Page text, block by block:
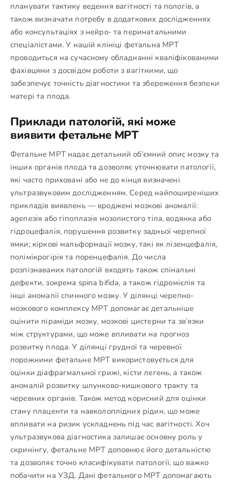
планувати тактику ведення вагітності та пологів, а
також визначати потребу в додаткових дослідженнях
або консультаціях з нейро- та перинатальними
спеціалістами. У нашій клініці фетальна МРТ
проводиться на сучасному обладнанні кваліфікованими
фахівцями з досвідом роботи з вагітними, що
забезпечує точність діагностики та збереження безпеки
матері та плода.
Приклади патологій, які може
виявити фетальне МРТ
Фетальне МРТ надає детальний об’ємний опис мозку та
інших органів плода та дозволяє уточнювати патології,
які часто приховані або не до кінця визначені
ультразвуковим дослідженням. Серед найпоширеніших
прикладів виявлень — вроджені мозкові аномалії:
agenезія або гіпоплазія мозолистого тіла, водянка або
гідроцефалія, порушення розвитку задньої черепної
ямки; кіркові мальформації мозку, такі як лізенцефалія,
полімікрогірія та поренцефалія. До числа
розпізнаваних патологій входять також спінальні
дефекти, зокрема spina bifida, а також гідромієлія та
інші аномалії спинного мозку. У ділянці черепно-
мозкового комплексу МРТ допомагає детальніше
оцінити піраміди мозку, мозкові цистерни та зв’язки
між структурами, що може впливати на прогноз
розвитку плода. У ділянці грудної та черевної
порожнини фетальне МРТ використовується для
оцінки діафрагмальної грижі, кісти легень, а також
аномалій розвитку шлунково-кишкового тракту та
черевних органів. Також метод корисний для оцінки
стану плаценти та навколоплідних рідин, що може
впливати на ризик ускладнень під час вагітності. Хоч
ультразвукова діагностика залишає основну роль у
скринінгу, фетальне МРТ доповнює його детальністю
та дозволяє точно класифікувати патології, що важко
побачити на УЗД. Дані фетального МРТ допомагають